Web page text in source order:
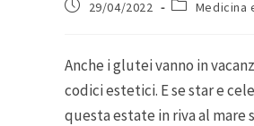
29/04/2022 Medicina
Anche i glutei vanno in
codici estetici. E se star e
questa estate in riva al mare